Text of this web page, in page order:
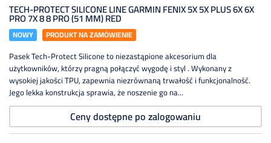
TECH-PROTECT SILICONE LINE GARMIN FENIX 5X 5X PLUS 6X 6X
PRO 7X 8 8 PRO (51 MM) RED
NOWY PRODUKT NA ZAMÓWIENIE
Pasek Tech-Protect Silicone to niezastąpione akcesorium dla
użytkowników, którzy pragną połączyć wygodę i styl . Wykonany z
wysokiej jakości TPU, zapewnia niezrównaną trwałość i funkcjonalność.
Jego lekka konstrukcja sprawia, że noszenie go na...
Ceny dostępne po zalogowaniu